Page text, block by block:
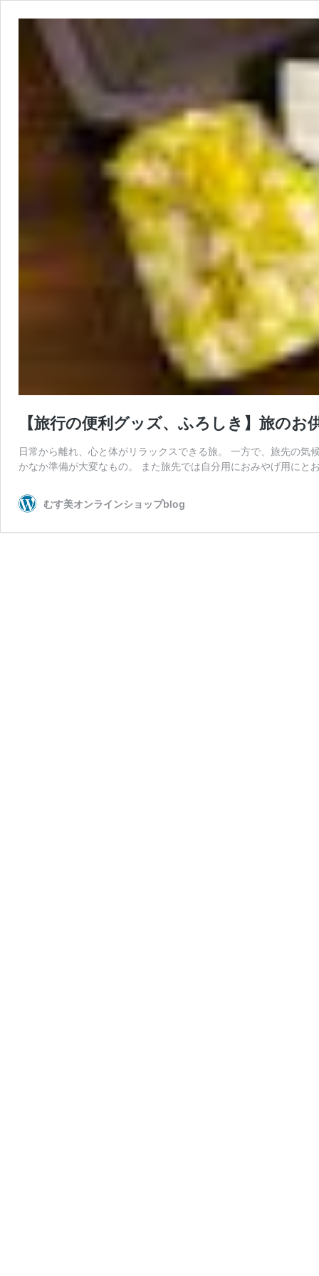
【旅行の便利グッズ、ふろしき】旅の
日常から離れ、心と体がリラックスできる旅。 一方で、旅先の
かなか準備が大変なもの。 また旅先では自分用におみやげ用に
むす美オンラインショップblog